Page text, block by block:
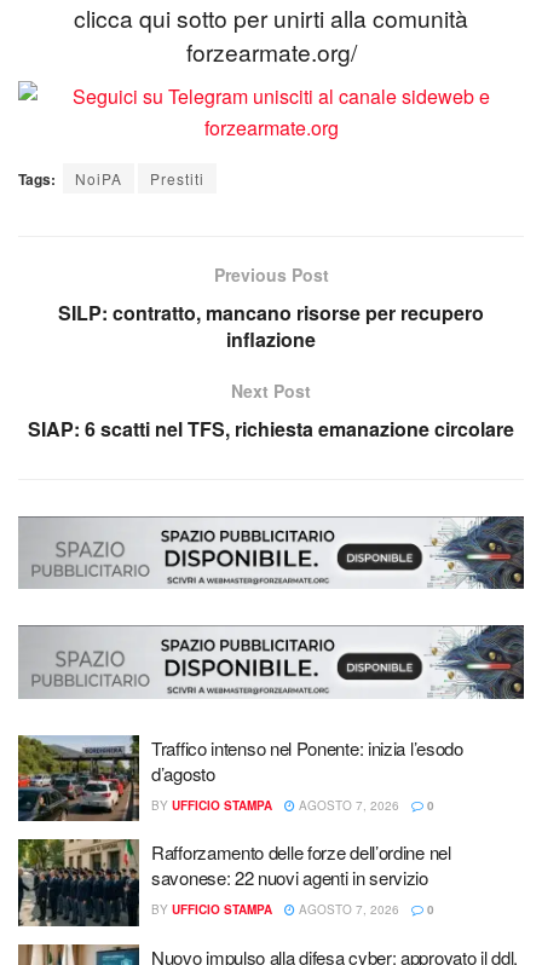
clicca qui sotto per unirti alla comunità
forzearmate.org/
Tags: NoiPA Prestiti
Previous Post
SILP: contratto, mancano risorse per recupero
inflazione
Next Post
SIAP: 6 scatti nel TFS, richiesta emanazione circolare
Traffico intenso nel Ponente: inizia l’esodo
d’agosto
BY UFFICIO STAMPA AGOSTO 7, 2026 0
Rafforzamento delle forze dell’ordine nel
savonese: 22 nuovi agenti in servizio
BY UFFICIO STAMPA AGOSTO 7, 2026 0
Nuovo impulso alla difesa cyber: approvato il ddl,